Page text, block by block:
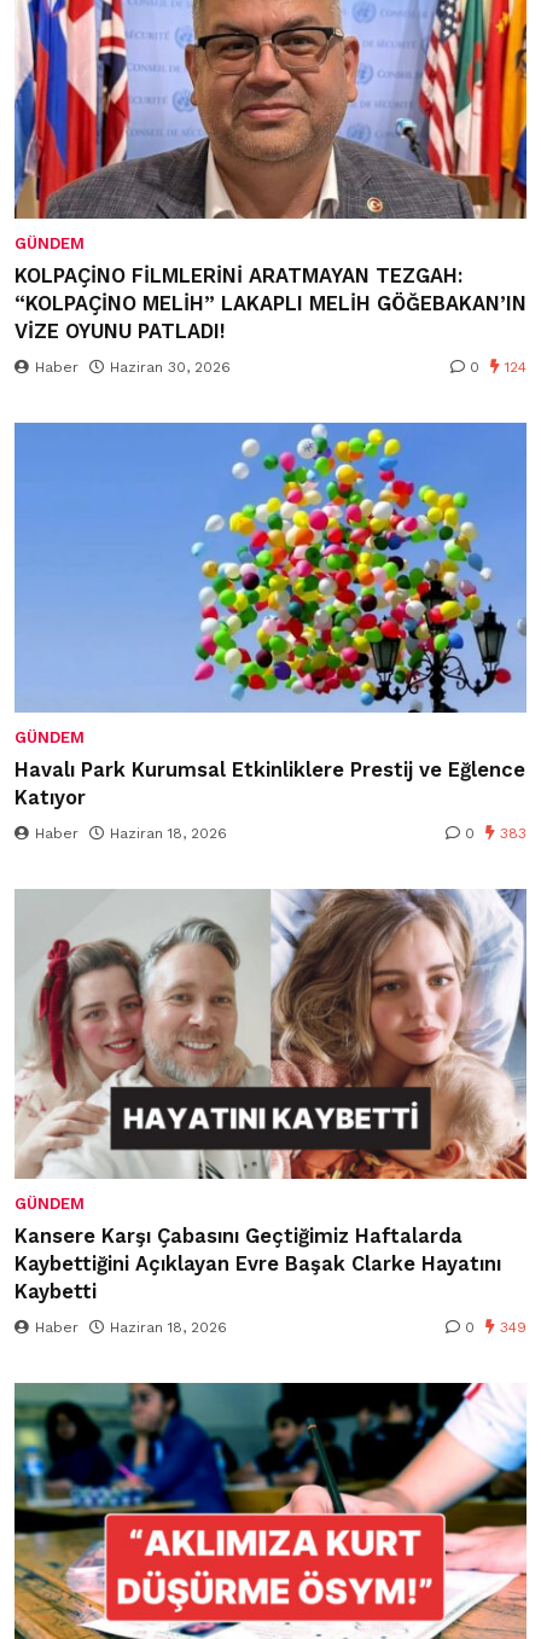
GÜNDEM
KOLPAÇİNO FİLMLERİNİ ARATMAYAN TEZGAH:
“KOLPAÇİNO MELİH” LAKAPLI MELİH GÖĞEBAKAN’IN
VİZE OYUNU PATLADI!
Haber Haziran 30, 2026 0 124
GÜNDEM
Havalı Park Kurumsal Etkinliklere Prestij ve Eğlence
Katıyor
Haber Haziran 18, 2026 0 383
GÜNDEM
Kansere Karşı Çabasını Geçtiğimiz Haftalarda
Kaybettiğini Açıklayan Evre Başak Clarke Hayatını
Kaybetti
Haber Haziran 18, 2026 0 349